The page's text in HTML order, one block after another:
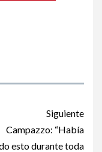
Siguiente
Campazzo: “Había
esto durante toda